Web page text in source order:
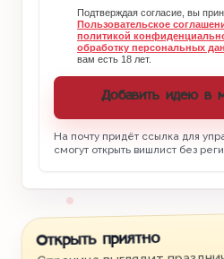
Подтверждая согласие, вы
Пользовательское
политикой
обработку персональных
вам есть 18 лет.
Добавить идею в
На почту придёт ссылка для
смогут открыть вишлист без
Открыть приятно